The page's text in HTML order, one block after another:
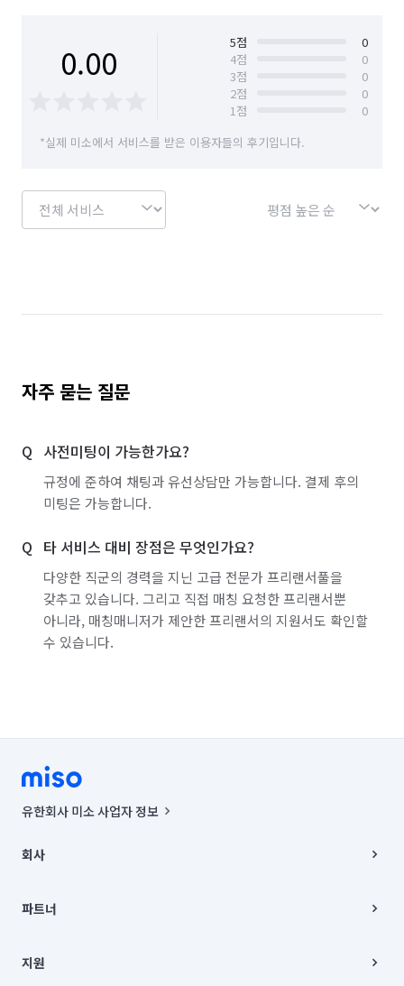
0.00 5점
0
4점
0
3점
0
2점
0
1점
0
*실제 미소에서 서비스를 받은 이용자들의 후기입니다.
자주 묻는 질문
사전미팅이 가능한가요?
규정에 준하여 채팅과 유선상담만 가능합니다. 결제 후의
미팅은 가능합니다.
타 서비스 대비 장점은 무엇인가요?
다양한 직군의 경력을 지닌 고급 전문가 프리랜서풀을
갖추고 있습니다. 그리고 직접 매칭 요청한 프리랜서뿐
아니라, 매칭매니저가 제안한 프리랜서의 지원서도 확인할
수 있습니다.
유한회사 미소 사업자 정보
00019 |
주소 | 본사: 서울특별시 종로구 율곡로 6(중학동, 트윈트리빌딩) B동 5층
컨택센터 : 서울특별시 종로구 수송동 율곡로 24, 7층, 8층 미소
상품, 상품정보, 거래에 관한 의무와 책임은 거래당사자에게 있습니다.
언론 보도 관련 문의:
회사
채용
파트너
이사
지원